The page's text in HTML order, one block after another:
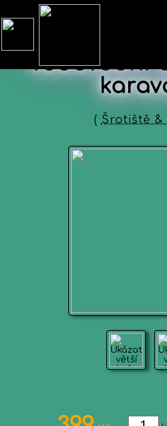
Vodovodní
( Šrotiště &